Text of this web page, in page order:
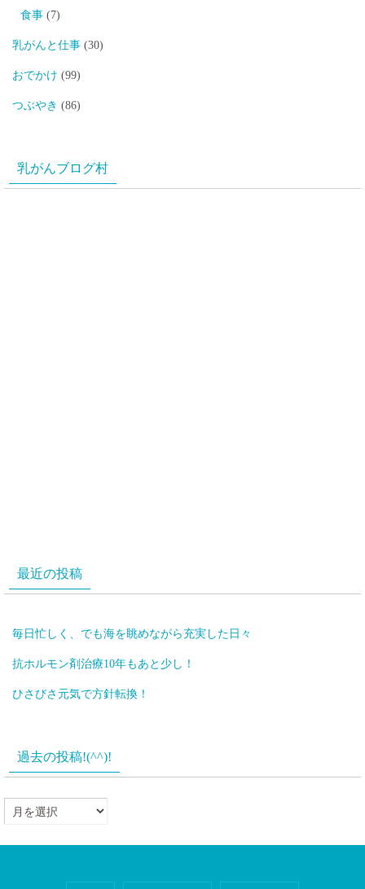
食事 (7)
乳がんと仕事 (30)
おでかけ (99)
つぶやき (86)
乳がんブログ村
最近の投稿
毎日忙しく、でも海を眺めながら充実した日々
抗ホルモン剤治療10年もあと少し！
ひさびさ元気で方針転換！
過去の投稿!(^^)!